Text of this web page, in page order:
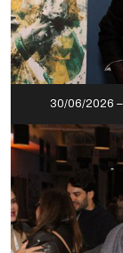
30/06/2026 –